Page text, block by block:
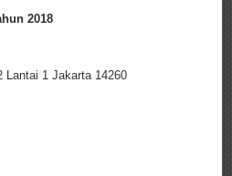
2018
Lantai 1 Jakarta 14260